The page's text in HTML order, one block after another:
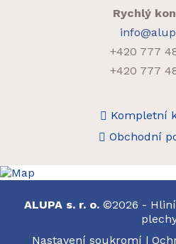
Rychlý
+420 777
+420 777
Kompletní
Obchodní
ALUPA s. r. o. ©2026 -
Nastavení soukromí |